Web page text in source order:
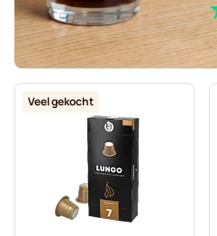
Voor Nespresso®
Veel gekocht